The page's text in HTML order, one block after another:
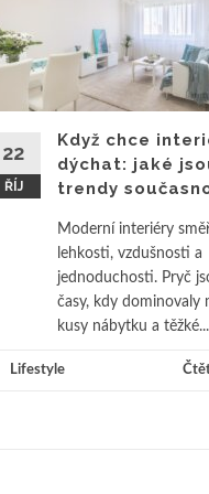
22
ŘÍJ
Když chce
dýchat: jaké
trendy
Moderní interiéry
lehkosti, vzdušnosti a
jednoduchosti. Pryč
časy, kdy dominovaly
kusy nábytku a těžké...
Lifestyle